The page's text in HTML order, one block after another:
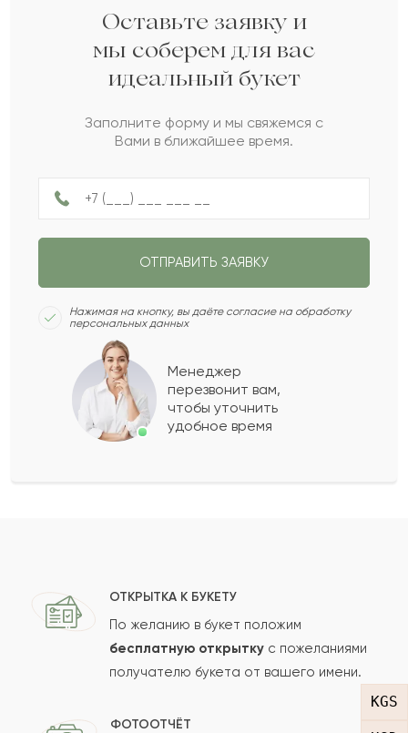
KGS
2024-04-04
Арьяна
2024-03-20
Дамир
Жанша
Р Разумник
Сабина
Показать еще
Ваш e-mail
Отзыв
Оставьте заявку и
мы соберем для вас
идеальный букет
Заполните форму и мы свяжемся с
Вами в ближайшее время.
ОТПРАВИТЬ ЗАЯВКУ
Нажимая на кнопку, вы даёте согласие на обработку
персональных данных
Менеджер
перезвонит вам,
чтобы уточнить
удобное время
ОТКРЫТКА К БУКЕТУ
По желанию в букет положим
бесплатную открытку с пожеланиями
получателю букета от вашего имени.
ФОТООТЧЁТ